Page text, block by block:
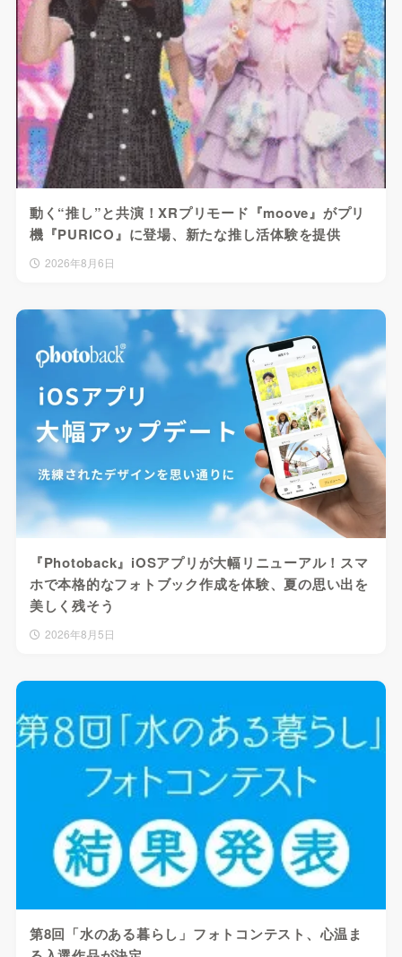
動く“推し”と共演！XRプリモード『moove』がプリ
機『PURICO』に登場、新たな推し活体験を提供
2026年8月6日
『Photoback』iOSアプリが大幅リニューアル！スマ
ホで本格的なフォトブック作成を体験、夏の思い出を
美しく残そう
2026年8月5日
第8回「水のある暮らし」フォトコンテスト、心温ま